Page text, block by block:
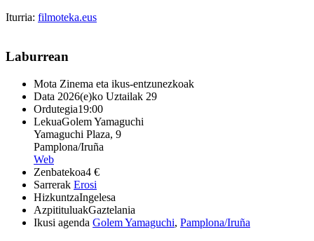
Iturria: filmoteka.eus
Laburrean
Mota Zinema eta ikus-entzunezkoak
Data 2026(e)ko Uztailak 29
Ordutegia19:00
LekuaGolem Yamaguchi
Yamaguchi Plaza, 9
Pamplona/Iruña
Web
Zenbatekoa4 €
Sarrerak Erosi
HizkuntzaIngelesa
AzpitituluakGaztelania
Ikusi agenda Golem Yamaguchi, Pamplona/Iruña